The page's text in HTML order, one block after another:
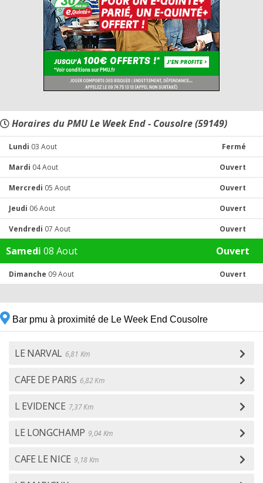
Horaires du PMU Le Week End - Cousolre (59149)
Lundi 03 Aout Fermé
Mardi 04 Aout Ouvert
Mercredi 05 Aout Ouvert
Jeudi 06 Aout Ouvert
Vendredi 07 Aout Ouvert
Samedi 08 Aout Ouvert
Dimanche 09 Aout Ouvert
Bar pmu à proximité de Le Week End Cousolre
LE NARVAL 6,81 Km
CAFE DE PARIS 6,82 Km
L EVIDENCE 7,37 Km
LE LONGCHAMP 9,04 Km
CAFE LE NICE 9,18 Km